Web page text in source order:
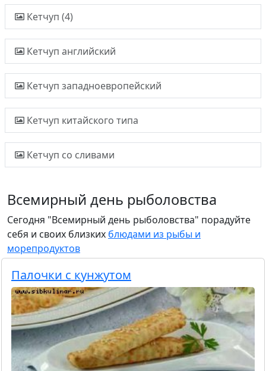
Кетчуп (4)
Кетчуп английский
Кетчуп западноевропейский
Кетчуп китайского типа
Кетчуп со сливами
Всемирный день рыболовства
Сегодня "Всемирный день рыболовства" порадуйте
себя и своих близких блюдами из рыбы и
морепродуктов
Палочки с кунжутом